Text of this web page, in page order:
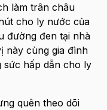
làm trân châu
cho ly nước của
đường đen tại nhà
này cùng gia đình
sức hấp dẫn cho ly
quên theo dõi